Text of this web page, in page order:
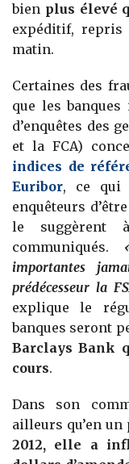
bien plus élevé
expéditif,
matin.
Certaines des
que les
d’enquêtes des
et la FCA)
indices de
Euribor, ce qui
enquêteurs
le suggèrent
communiqués.
importantes
prédécesseur la
explique le
banques seront
Barclays Bank
cours.
Dans son
ailleurs qu’en un
2012, elle a